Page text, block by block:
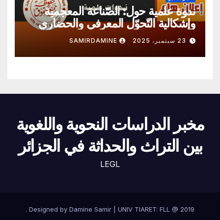
ندوة علمية حول: الصّناعة المعجمية
وإشكالية التّحوّل المعرفي والحضاري
23 سبتمبر، 2025 SAMIRDAMINE
مخبر الدراسات النحوية واللغوية
بين التراث والحداثة في الجزائر
LEGL
Designed by Damine Samir UNIV TIARET: FLL @ 2019
.